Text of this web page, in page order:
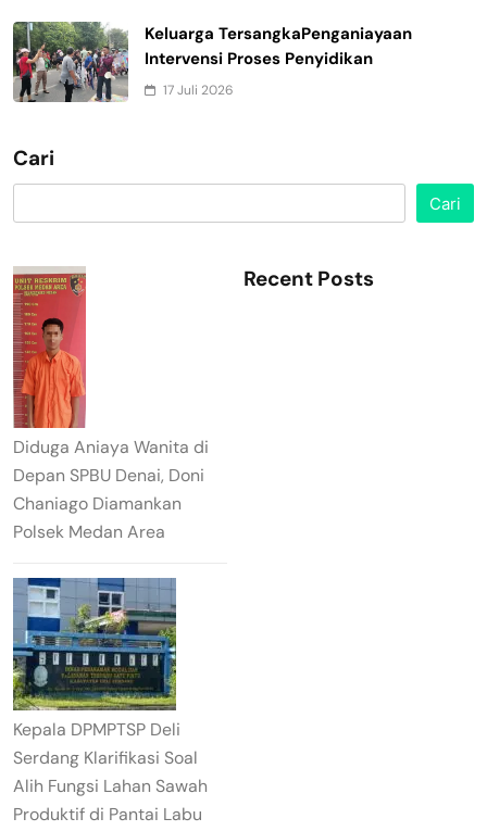
Keluarga TersangkaPenganiayaan
Intervensi Proses Penyidikan
17 Juli 2026
Cari
Cari
Diduga Aniaya Wanita di
Depan SPBU Denai, Doni
Chaniago Diamankan
Polsek Medan Area
Kepala DPMPTSP Deli
Serdang Klarifikasi Soal
Alih Fungsi Lahan Sawah
Produktif di Pantai Labu
Recent Posts